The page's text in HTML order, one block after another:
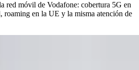
red móvil de Vodafone: cobertura 5G en
roaming en la UE y la misma atención de